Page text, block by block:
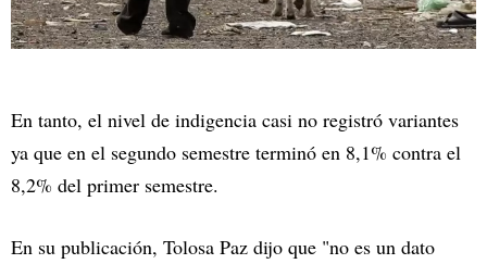
En tanto, el nivel de indigencia casi no registró variantes
ya que en el segundo semestre terminó en 8,1% contra el
8,2% del primer semestre.
En su publicación, Tolosa Paz dijo que "no es un dato